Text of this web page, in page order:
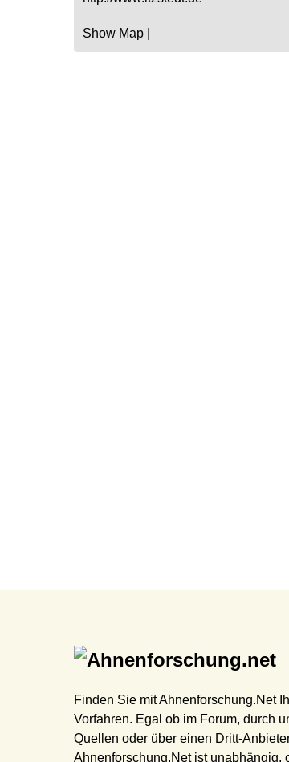
Show Map
Finden Sie mit Ahnenforschung.Net
Vorfahren. Egal ob im Forum, durch
Quellen oder über einen Dritt-
Ahnenforschung.Net ist unabhängig,